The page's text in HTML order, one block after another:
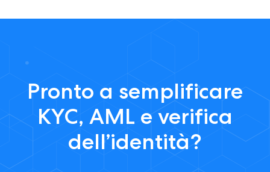
Pronto a semplificare
KYC, AML e verifica
dell’identità?